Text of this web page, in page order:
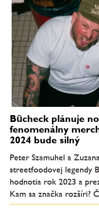
Būcheck plánuje
fenomenálny
2024 bude silný
Peter Szamuhel a
streetfoodovej legendy
hodnotia rok 2023 a
Kam sa značka rozšíri?